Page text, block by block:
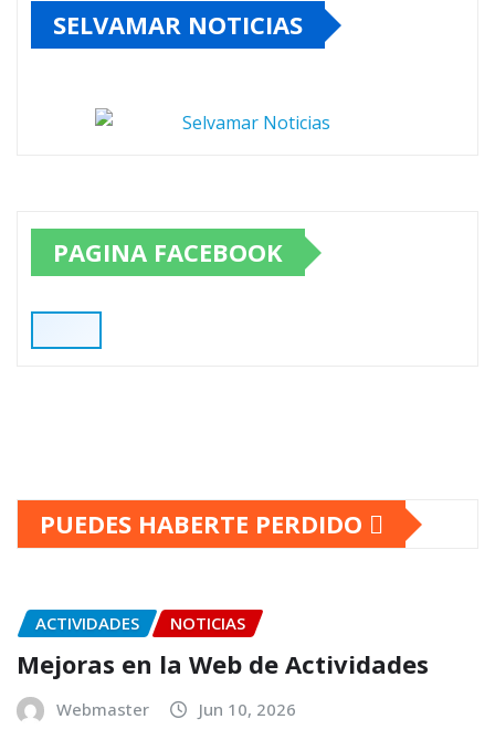
SELVAMAR NOTICIAS
PAGINA FACEBOOK
PUEDES HABERTE PERDIDO
ACTIVIDADES NOTICIAS
Mejoras en la Web de Actividades
Webmaster Jun 10, 2026